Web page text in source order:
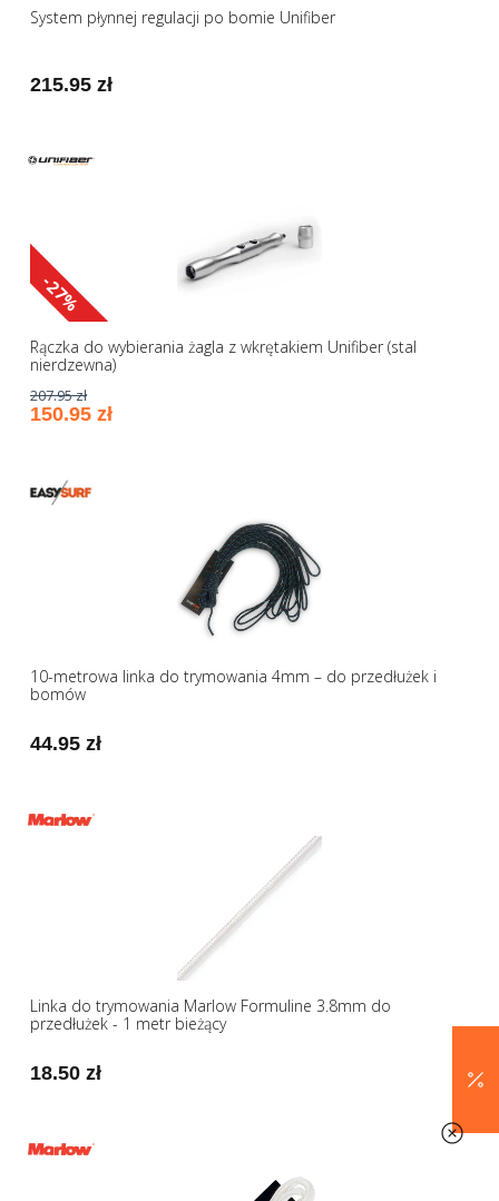
System płynnej regulacji po bomie Unifiber
215.95 zł
-27%
Rączka do wybierania żagla z wkrętakiem Unifiber (stal
nierdzewna)
207.95 zł
150.95 zł
10-metrowa linka do trymowania 4mm – do przedłużek i
bomów
44.95 zł
Linka do trymowania Marlow Formuline 3.8mm do
przedłużek - 1 metr bieżący
18.50 zł